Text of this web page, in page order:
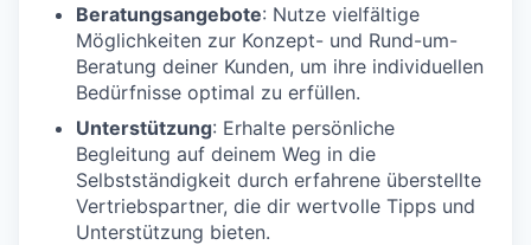
Beratungsangebote: Nutze vielfältige
Möglichkeiten zur Konzept- und Rund-um-
Beratung deiner Kunden, um ihre individuellen
Bedürfnisse optimal zu erfüllen.
Unterstützung: Erhalte persönliche
Begleitung auf deinem Weg in die
Selbstständigkeit durch erfahrene überstellte
Vertriebspartner, die dir wertvolle Tipps und
Unterstützung bieten.